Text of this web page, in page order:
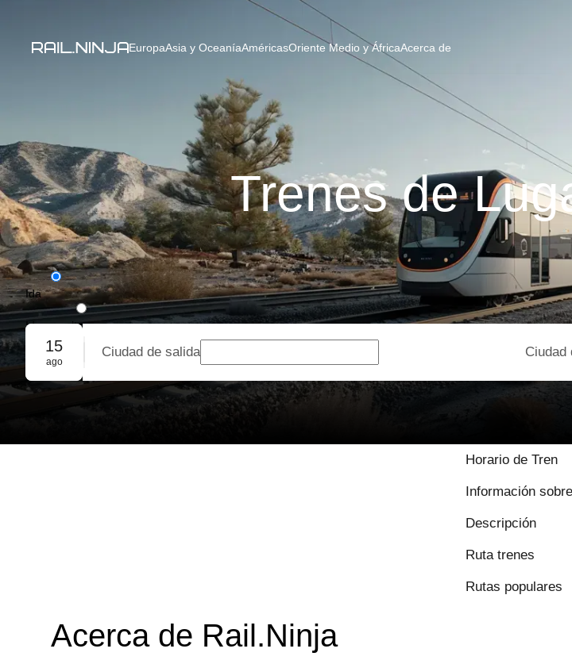
EuropaAsia y OceaníaAméricasOriente Medio y ÁfricaAcerca de
Trenes de
Ida
Ida y vuelta
Reserva grupal
15
ago
Ciudad de salida Ciudad
Horario de Tren
Información
Descripción
Ruta trenes
Rutas populares
Acerca de Rail.Ninja
9.2 /